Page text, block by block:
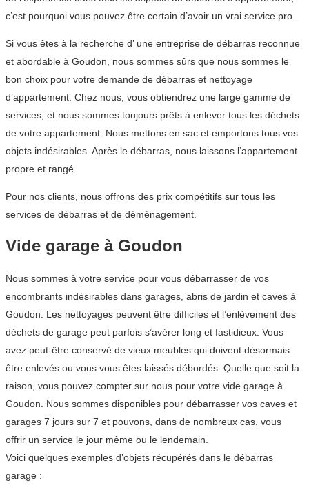
c’est pourquoi vous pouvez être certain d’avoir un vrai service pro.
Si vous êtes à la recherche d’ une entreprise de débarras reconnue
et abordable à Goudon, nous sommes sûrs que nous sommes le
bon choix pour votre demande de débarras et nettoyage
d’appartement. Chez nous, vous obtiendrez une large gamme de
services, et nous sommes toujours prêts à enlever tous les déchets
de votre appartement. Nous mettons en sac et emportons tous vos
objets indésirables. Après le débarras, nous laissons l’appartement
propre et rangé.
Pour nos clients, nous offrons des prix compétitifs sur tous les
services de débarras et de déménagement.
Vide garage à Goudon
Nous sommes à votre service pour vous débarrasser de vos
encombrants indésirables dans garages, abris de jardin et caves à
Goudon. Les nettoyages peuvent être difficiles et l’enlèvement des
déchets de garage peut parfois s’avérer long et fastidieux. Vous
avez peut-être conservé de vieux meubles qui doivent désormais
être enlevés ou vous vous êtes laissés débordés. Quelle que soit la
raison, vous pouvez compter sur nous pour votre vide garage à
Goudon. Nous sommes disponibles pour débarrasser vos caves et
garages 7 jours sur 7 et pouvons, dans de nombreux cas, vous
offrir un service le jour même ou le lendemain.
Voici quelques exemples d’objets récupérés dans le débarras
garage :